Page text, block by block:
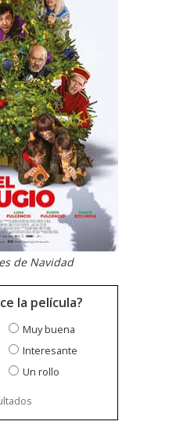
de Navidad
la película?
Muy buena
Interesante
Un rollo